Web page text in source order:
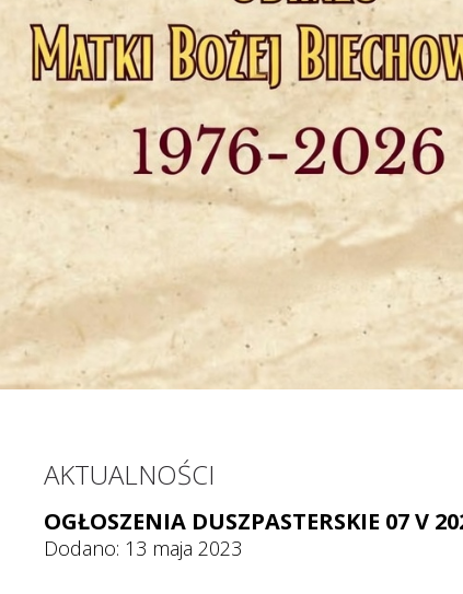
AKTUALNOŚCI
OGŁOSZENIA DUSZPASTERSKIE 07 V
Dodano: 13 maja 2023